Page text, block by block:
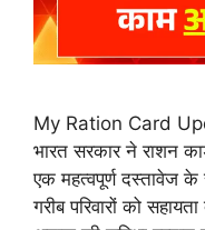
My Ration Card
भारत सरकार ने राशन
एक महत्वपूर्ण दस्तावेज
गरीब परिवारों को